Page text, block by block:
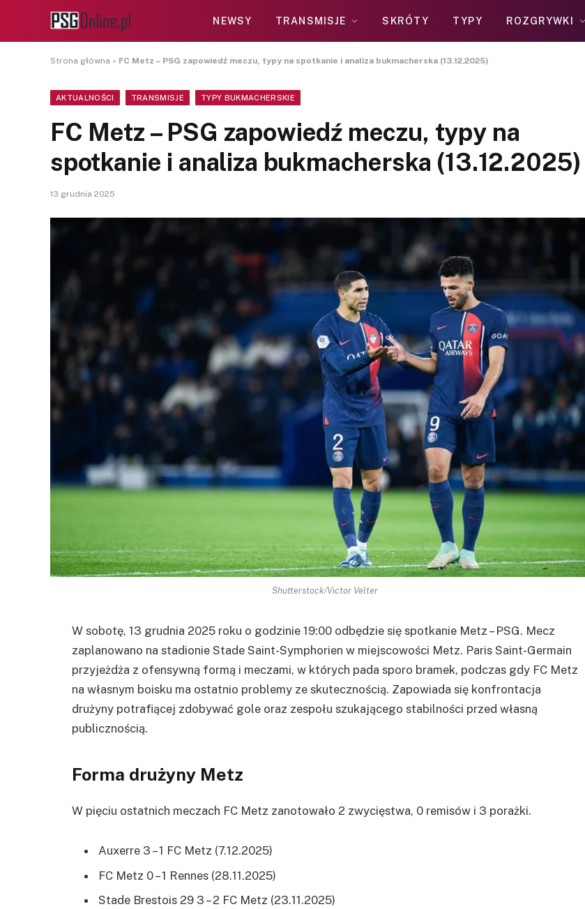
NEWSY TRANSMISJE SKRÓTY TYPY ROZGRYWKI
Strona główna » FC Metz – PSG zapowiedź meczu, typy na spotkanie i analiza bukmacherska (13.12.2025)
AKTUALNOŚCI TRANSMISJE TYPY BUKMACHERSKIE
FC Metz – PSG zapowiedź meczu, typy na
spotkanie i analiza bukmacherska (13.12.2025)
13 grudnia 2025
Shutterstock/Victor Velter
W sobotę, 13 grudnia 2025 roku o godzinie 19:00 odbędzie się spotkanie Metz – PSG. Mecz
zaplanowano na stadionie Stade Saint-Symphorien w miejscowości Metz. Paris Saint-Germain
przyjeżdża z ofensywną formą i meczami, w których pada sporo bramek, podczas gdy FC Metz
na własnym boisku ma ostatnio problemy ze skutecznością. Zapowiada się konfrontacja
drużyny potrafiącej zdobywać gole oraz zespołu szukającego stabilności przed własną
publicznością.
Forma drużyny Metz
W pięciu ostatnich meczach FC Metz zanotowało 2 zwycięstwa, 0 remisów i 3 porażki.
Auxerre 3 – 1 FC Metz (7.12.2025)
FC Metz 0 – 1 Rennes (28.11.2025)
Stade Brestois 29 3 – 2 FC Metz (23.11.2025)